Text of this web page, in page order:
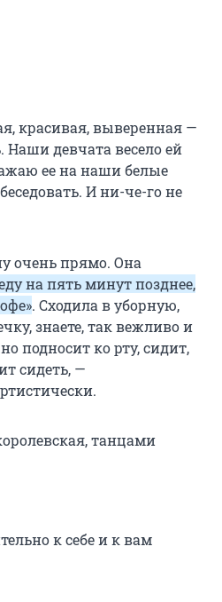
красивая, выверенная —
Наши девчата весело ей
ее на наши белые
И ни-че-го не
очень прямо. Она
на пять минут позднее,
. Сходила в уборную,
знаете, так вежливо и
подносит ко рту, сидит,
сидеть, —
танцами
к себе и к вам